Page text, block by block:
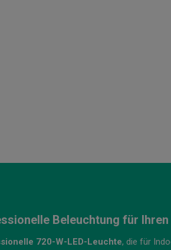
Beleuchtung für
720-W-LED-Leuchte, die für